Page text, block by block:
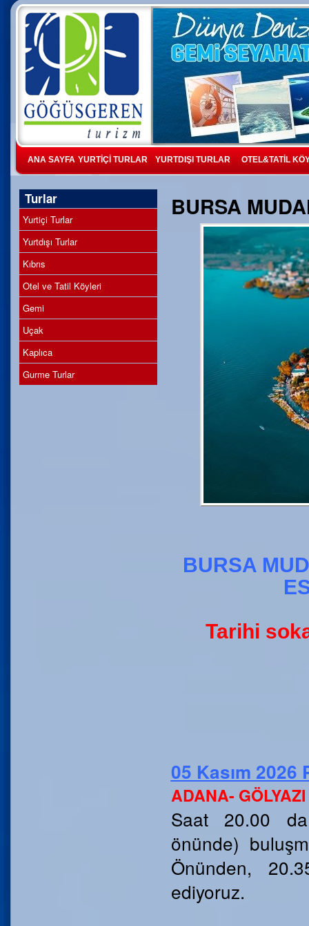
ANA SAYFA YURTİÇİ TURLAR YURTDIŞI TURLAR OTEL&TATİL
Turlar
Yurtiçi Turlar
Yurtdışı Turlar
Kıbrıs
Otel ve Tatil Köyleri
Gemi
Uçak
Kaplıca
Gurme Turlar
BURSA
BURSA
Tarihi
05 Kasım
ADANA- GÖLYAZI
Saat 20.00 da
önünde)
Önünden,
ediyoruz.